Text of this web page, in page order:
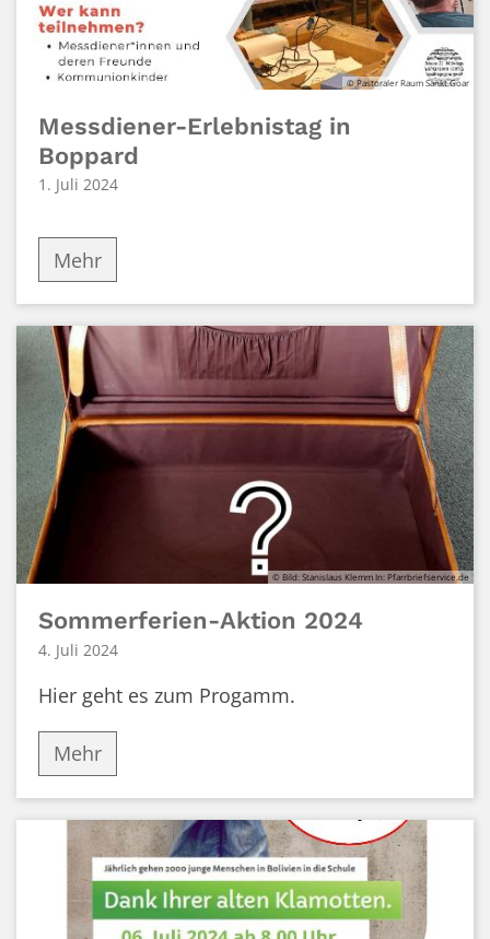
© Pastoraler Raum Sankt Goar
Messdiener-Erlebnistag in
Boppard
1. Juli 2024
Mehr
© Bild: Stanislaus Klemm In: Pfarrbriefservice.de
Sommerferien-Aktion 2024
4. Juli 2024
Hier geht es zum Progamm.
Mehr